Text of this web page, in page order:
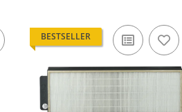
BESTSELLER